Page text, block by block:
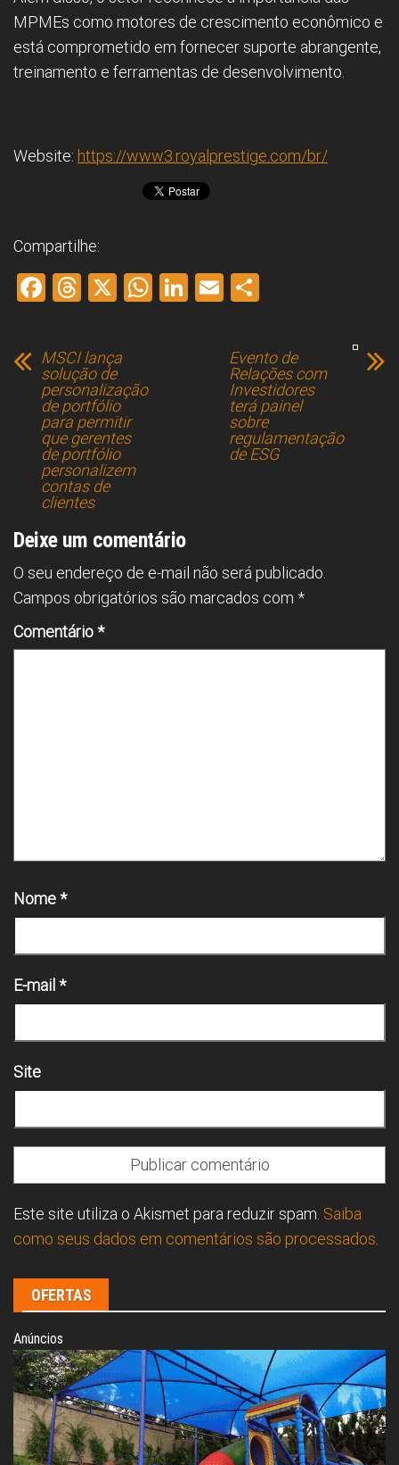
MPMEs como motores de crescimento econômico e
está comprometido em fornecer suporte abrangente,
treinamento e ferramentas de desenvolvimento.
Website: https://www3.royalprestige.com/br/
Compartilhe:
F
ce
b
o
ok
T
e
a
d
s
X
W Li
E
ai
l
ar
e
MSCI lança
solução de
personalização
de portfólio
para permitir
que gerentes
de portfólio
personalizem
contas de
clientes
Evento de
Relações com
Investidores
terá painel
sobre
regulamentação
de ESG
Deixe um comentário
O seu endereço de e-mail não será publicado.
Campos obrigatórios são marcados com *
Comentário*
Nome*
E-mail*
Site
Este site utiliza o Akismet para reduzir spam. Saiba
como seus dados em comentários são processados
OFERTAS
Anúncios